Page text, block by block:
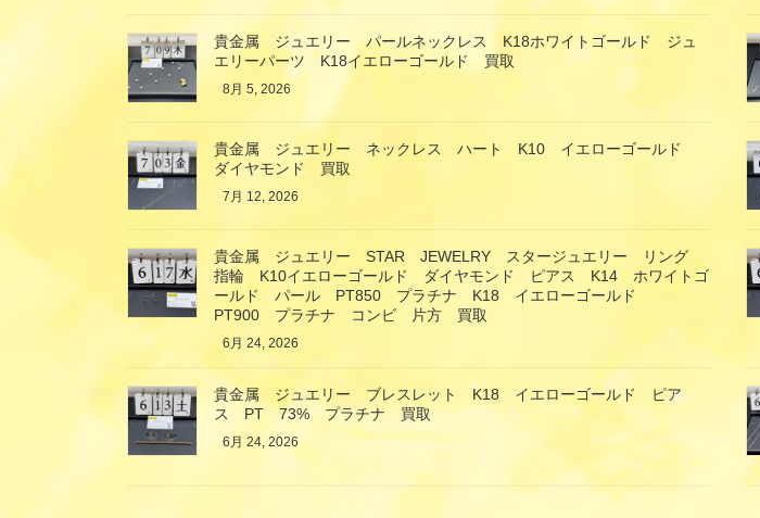
貴金属 ジュエリー パールネックレス K18ホワイトゴールド ジュ
エリーパーツ K18イエローゴールド 買取
8月 5, 2026
貴金属 ジュエリー ネックレス ハート K10 イエローゴールド
ダイヤモンド 買取
7月 12, 2026
貴金属 ジュエリー STAR JEWELRY スタージュエリー リング
指輪 K10イエローゴールド ダイヤモンド ピアス K14 ホワイトゴ
ールド パール PT850 プラチナ K18 イエローゴールド
PT900 プラチナ コンビ 片方 買取
6月 24, 2026
貴金属 ジュエリー ブレスレット K18 イエローゴールド ピア
ス PT 73% プラチナ 買取
6月 24, 2026